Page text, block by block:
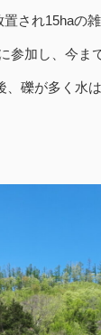
され15haの
参加し、今ま
、礫が多く水